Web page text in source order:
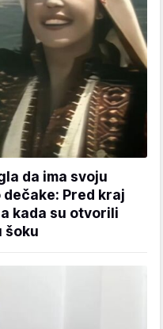
da ima svoju
dečake: Pred kraj
kada su otvorili
šoku